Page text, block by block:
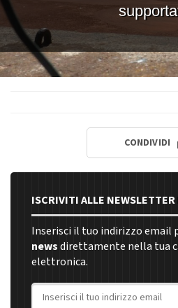
CONDIVIDI
ISCRIVITI ALLE NEWSLETTER
Inserisci il tuo indirizzo email
newsdirettamente nella tua
elettronica.
Indirizzo email